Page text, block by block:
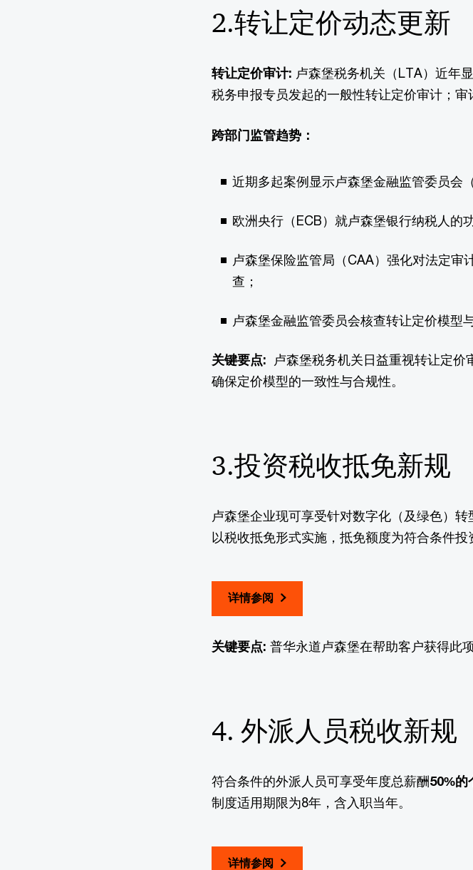
2.转让定价动态更新
转让定价审计: 卢森堡税务机关（LTA）近年
税务申报专员发起的一般性转让定价审计；审
跨部门监管趋势：
近期多起案例显示卢森堡金融监管委员会
欧洲央行（ECB）就卢森堡银行纳税人的
卢森堡保险监管局（CAA）强化对法定审
查；
卢森堡金融监管委员会核查转让定价模型
关键要点:
卢森堡税务机关日益重视转让定
确保定价模型的一致性与合规性。
3.投资税收抵免新规
卢森堡企业现可享受针对数字化（及绿色）
以税收抵免形式实施，抵免额度为符合条件
详情参阅
关键要点: 普华永道卢森堡在帮助客户获得此
4. 外派人员税收新规
符合条件的外派人员可享受年度总薪酬50%的
制度适用期限为8年，含入职当年。
详情参阅